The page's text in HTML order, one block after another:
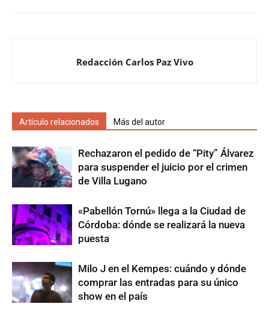
Redacción Carlos Paz Vivo
Artículo relacionados Más del autor
Rechazaron el pedido de “Pity” Álvarez
para suspender el juicio por el crimen
de Villa Lugano
«Pabellón Tornú» llega a la Ciudad de
Córdoba: dónde se realizará la nueva
puesta
Milo J en el Kempes: cuándo y dónde
comprar las entradas para su único
show en el país